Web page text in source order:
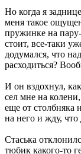
Но когда я
меня такое
пружинке на
стоит, все-таки
додумался, что
расходиться?
И он вздохнул,
сел мне на
еще от столбняка
на него и жду, что
Стаська
тюбик какого-то